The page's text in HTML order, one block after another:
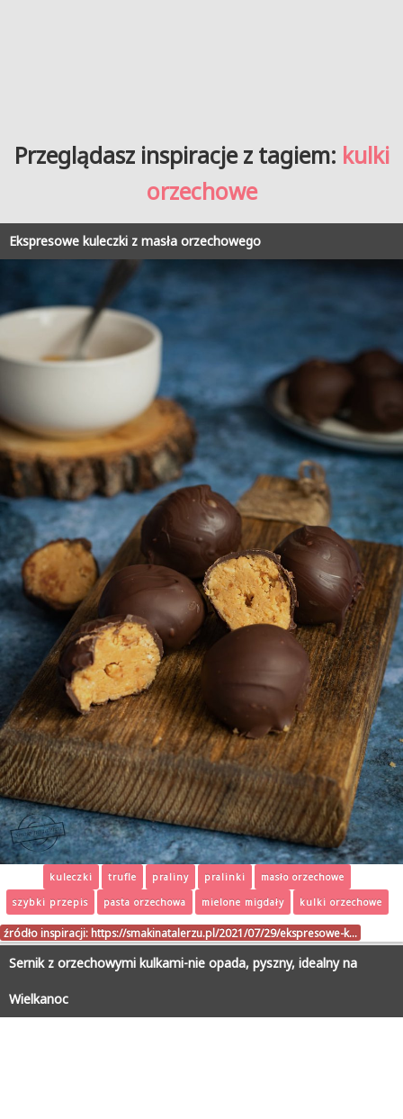
Przeglądasz inspiracje z tagiem: kulki
orzechowe
Ekspresowe kuleczki z masła orzechowego
kuleczki trufle praliny pralinki
masło orzechowe
szybki przepis
pasta orzechowa mielone migdały kulki orzechowe
źródło inspiracji: https://smakinatalerzu.pl/2021/07/29/ekspresowe-k…
Sernik z orzechowymi kulkami-nie opada, pyszny, idealny na
Wielkanoc